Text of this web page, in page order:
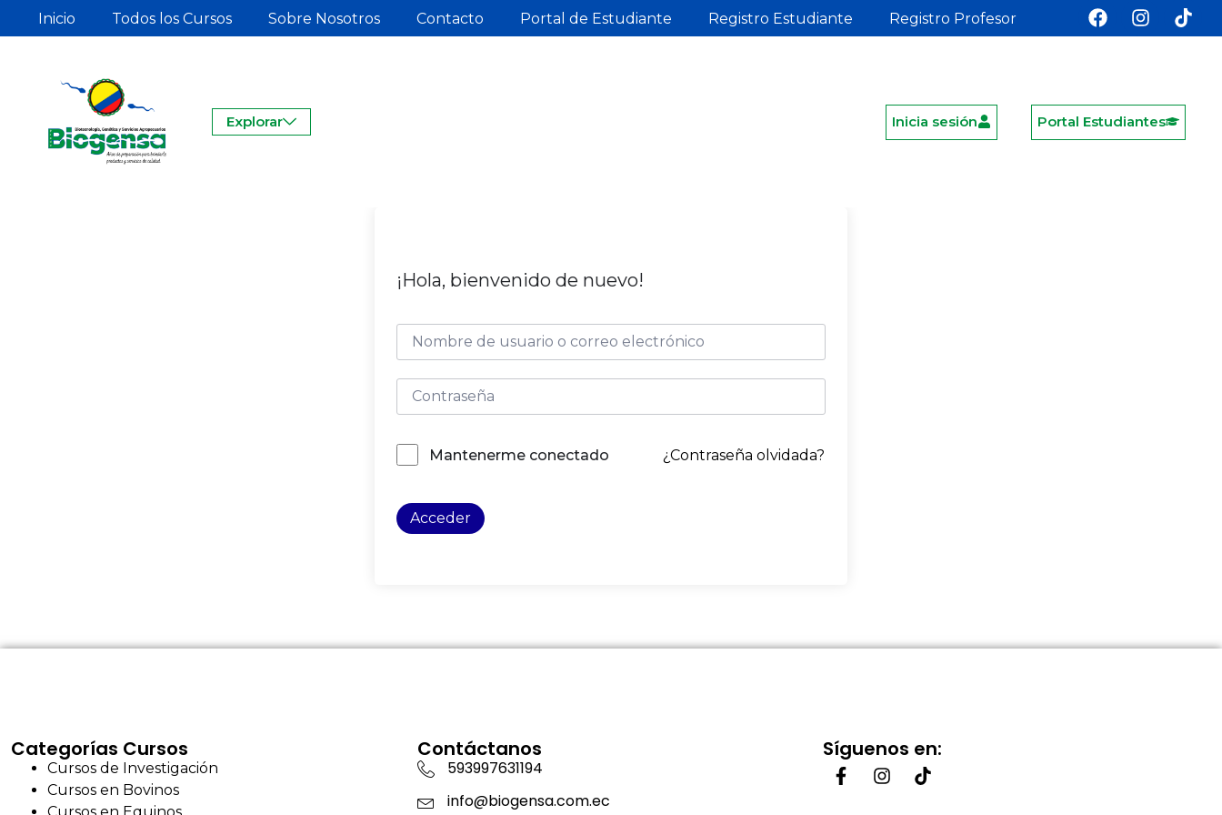
Inicio Todos los Cursos Sobre Nosotros Contacto Portal de Estudiante Registro Estudiante Registro Profesor
Explorar Inicia sesión Portal Estudiantes
¡Hola, bienvenido de nuevo!
Mantenerme conectado ¿Contraseña olvidada?
Acceder
Categorías Cursos
Cursos de Investigación
Cursos en Bovinos
Contáctanos
593997631194
info@biogensa.com.ec
Síguenos en: